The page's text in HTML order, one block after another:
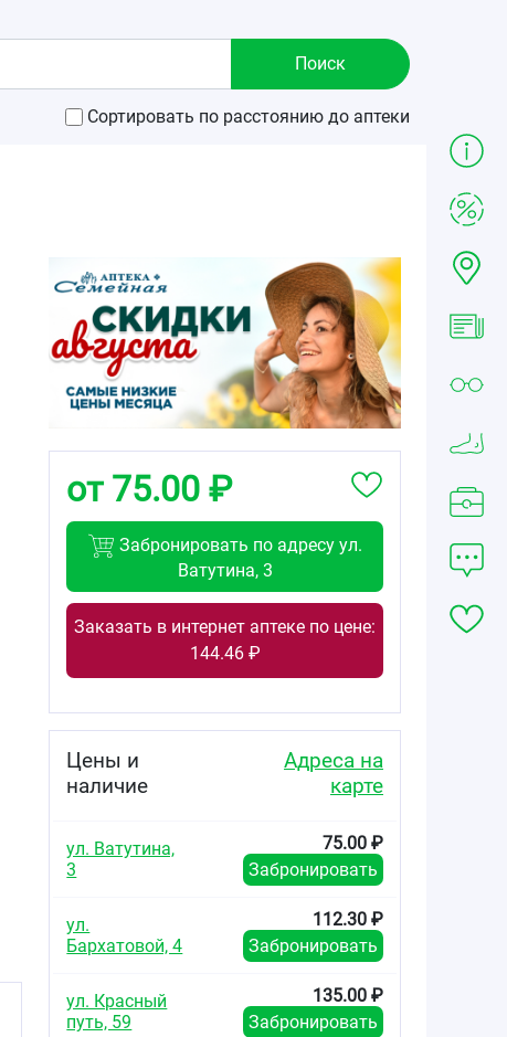
Сортировать по расстоянию до аптеки
от 75.00 ₽
Забронировать по адресу ул.
Ватутина, 3
Заказать в интернет аптеке по цене:
144.46 ₽
Цены и
наличие
Адреса на
карте
ул. Ватутина,
3
75.00 ₽
Забронировать
ул.
Бархатовой, 4
112.30 ₽
Забронировать
ул. Красный
путь, 59
135.00 ₽
Забронировать